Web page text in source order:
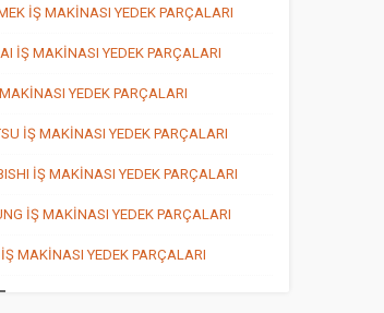
İŞ MAKİNASI YEDEK PARÇALARI
İŞ MAKİNASI YEDEK PARÇALARI
YEDEK PARÇALARI
İŞ MAKİNASI YEDEK PARÇALARI
İŞ MAKİNASI YEDEK PARÇALARI
İŞ MAKİNASI YEDEK PARÇALARI
MAKİNASI YEDEK PARÇALARI